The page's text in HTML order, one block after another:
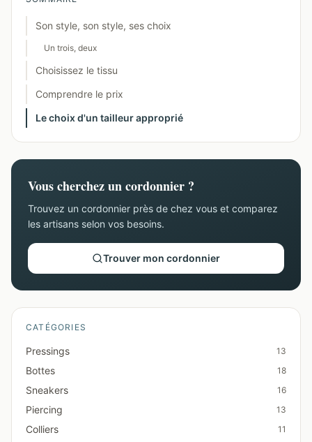
Son style, son style, ses choix
Un trois, deux
Choisissez le tissu
Comprendre le prix
Le choix d'un tailleur approprié
Vous cherchez un cordonnier ?
Trouvez un cordonnier près de chez vous et comparez
les artisans selon vos besoins.
Trouver mon cordonnier
CATÉGORIES
Pressings 13
Bottes 18
Sneakers 16
Piercing 13
Colliers 11